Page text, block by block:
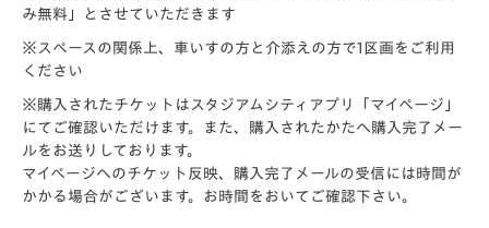
み無料」とさせていただきます
※スペースの関係上、車いすの方と介添えの方で1区画をご利用
ください
※購入されたチケットはスタジアムシティアプリ「マイページ」
にてご確認いただけます。また、購入されたかたへ購入完了メー
ルをお送りしております。
マイページへのチケット反映、購入完了メールの受信には時間が
かかる場合がございます。お時間をおいてご確認下さい。